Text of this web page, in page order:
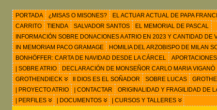
PORTADA ¿MISAS O MISONES?
EL ACTUAR ACTUAL DE PAPA
CARRITO
TIENDA SALVADOR SANTOS
EL MEMORIAL DE PASCAL
INFORMACIÓN SOBRE DONACIONES A ATRIO EN 2023 Y CANTIDAD
IN MEMORIAM PACO GRAMAGE
HOMILIA DEL ARZOBISPO DE MILAN
BONHÖFFER: CARTA DE NAVIDAD DESDE LA CÁRCEL
| SOBRE ATRIO
DECLARACIÓN DE MONSEÑOR CARLO MARIA VIGANÒ
GROTHENDIECK
II DIOS ES EL SOÑADOR SOBRE LUCAS
| PROYECTO ATRIO
| CONTACTAR
ORIGINALIDAD Y FRAGILIDAD DE
| PERFILES
| DOCUMENTOS | CURSOS Y TALLERES